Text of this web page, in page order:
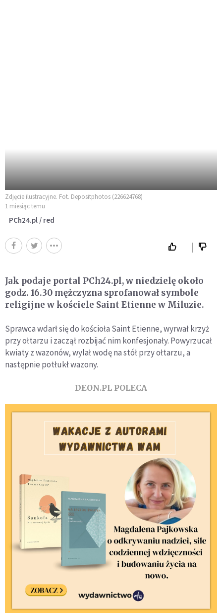
Zdjęcie ilustracyjne. Fot. Depositphotos (226624768)
1 miesiąc temu
PCh24.pl / red
Jak podaje portal PCh24.pl, w niedzielę około
godz. 16.30 mężczyzna sprofanował symbole
religijne w kościele Saint Etienne w Miluzie.
Sprawca wdarł się do kościoła Saint Etienne, wyrwał krzyż
przy ołtarzu i zaczął rozbijać nim konfesjonały. Powyrzucał
kwiaty z wazonów, wylał wodę na stół przy ołtarzu, a
następnie potłukł wazony.
DEON.PL POLECA